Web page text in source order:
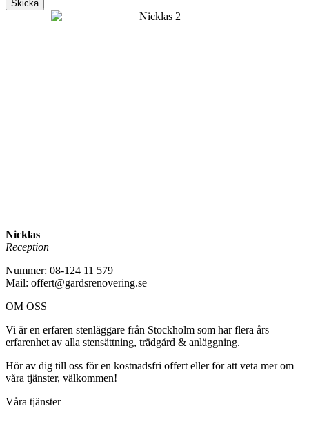
Skicka
Nicklas
Reception
Nummer: 08-124 11 579
Mail: offert@gardsrenovering.se
OM OSS
Vi är en erfaren stenläggare från Stockholm som har flera års
erfarenhet av alla stensättning, trädgård & anläggning.
Hör av dig till oss för en kostnadsfri offert eller för att veta mer om
våra tjänster, välkommen!
Våra tjänster